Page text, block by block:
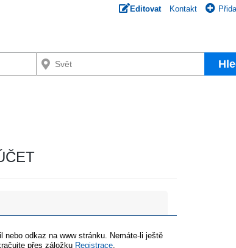
Editovat Kontakt
odkaz na www stránku. Nemáte-li ještě
přes záložku Registrace